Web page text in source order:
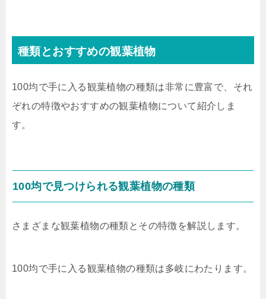
種類とおすすめの観葉植物
100均で手に入る観葉植物の種類は非常に豊富で、それ
ぞれの特徴やおすすめの観葉植物について紹介しま
す。
100均で見つけられる観葉植物の種類
さまざまな観葉植物の種類とその特徴を解説します。
100均で手に入る観葉植物の種類は多岐にわたります。